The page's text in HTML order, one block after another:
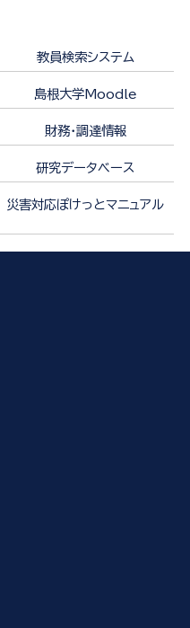
教員検索システム
島根大学Moodle
財務・調達情報
研究データベース
災害対応ぽけっとマニュアル